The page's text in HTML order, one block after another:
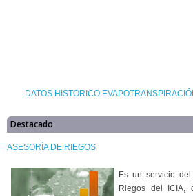
DATOS HISTORICO
Destacado
ASESORÍA DE RIEGOS
Es un servicio
Riegos del ICIA,